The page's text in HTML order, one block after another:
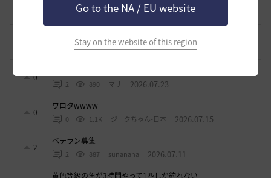
Go to the NA / EU website
Stay on the website of this region
772 飛鳥雨音 2026.07.24
850 無敵で踊り狂う女 2026.07.23
0
2 890 マサ 2026.07.23
0
ワロタwwww
0 1.1K ジークちゃん-日本 2026.07.15
2
ベテラン募集
2 887 sunanana 2026.07.11
黄色等級の魚が3時間やって1匹しか釣れない